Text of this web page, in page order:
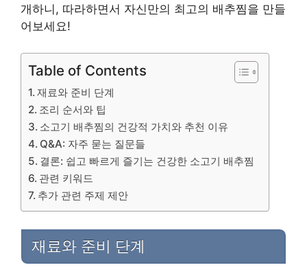
개하니, 따라하면서 자신만의 최고의 배추찜을 만들
어보세요!
Table of Contents
재료와 준비 단계
조리 순서와 팁
소고기 배추찜의 건강적 가치와 추천 이유
Q&A: 자주 묻는 질문들
결론: 쉽고 빠르게 즐기는 건강한 소고기 배추찜
관련 키워드
추가 관련 주제 제안
재료와 준비 단계